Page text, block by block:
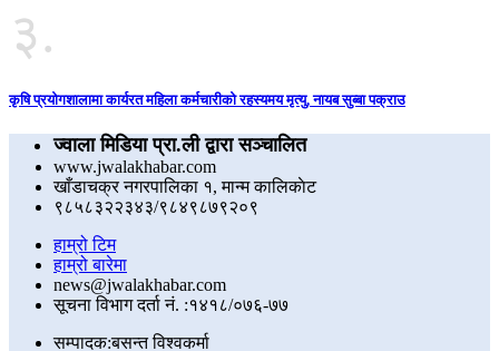
३.
कृषि प्रयोगशालामा कार्यरत महिला कर्मचारीको रहस्यमय मृत्यु, नायब सुब्बा पक्राउ
ज्वाला मिडिया प्रा.ली द्वारा सञ्चालित
www.jwalakhabar.com
खाँडाचक्र नगरपालिका १, मान्म कालिकाेट
९८५८३२२३४३/९८४९८७९२०९
हाम्रो टिम
हाम्रो बारेमा
news@jwalakhabar.com
सूचना विभाग दर्ता नं. :१४१८/०७६-७७
सम्पादक:बसन्त विश्वकर्मा